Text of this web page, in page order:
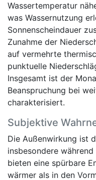
Wassertemperatur
was Wassernutzung
Sonnenscheindauer
Zunahme der
auf vermehrte
punktuelle
Insgesamt ist der
Beanspruchung bei
charakterisiert.
Subjektive
Die Außenwirkung ist
insbesondere
bieten eine spürbare
wärmer als in den